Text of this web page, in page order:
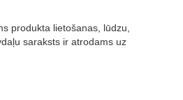
produkta lietošanas, lūdzu,
saraksts ir atrodams uz